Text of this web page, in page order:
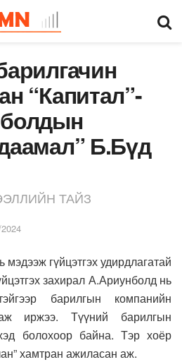
“Капитал”-
Б.Бүд
ТАЙЗ
гүйцэтгэх удирдлагатай
захирал А.Ариунболд нь
барилгын компанийн
иржээ. Түүний барилгын
болохоор байна. Тэр хоёр
хамтран ажиласан аж.